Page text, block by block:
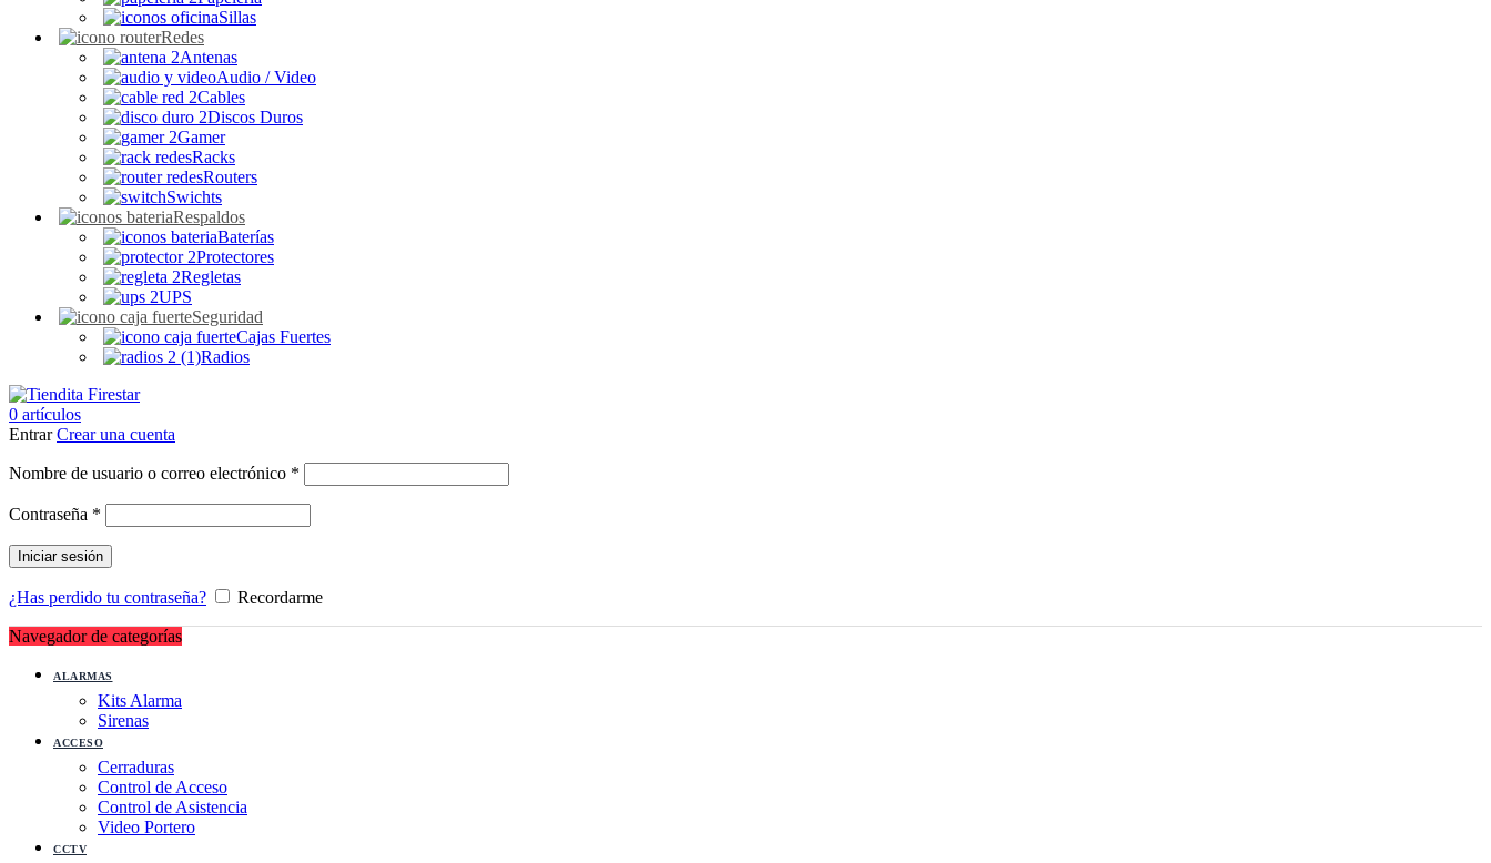
Sillas
Redes
Antenas
Audio / Video
Cables
Discos Duros
Gamer
Racks
Routers
Swichts
Respaldos
Baterías
Protectores
Regletas
UPS
Seguridad
Cajas Fuertes
Radios
0 artículos
EntrarCrear una cuenta
Nombre de usuario o correo electrónico *
Contraseña *
Iniciar sesión
¿Has perdido tu contraseña? Recordarme
Navegador de categorías
ALARMAS
Kits Alarma
Sirenas
ACCESO
Cerraduras
Control de Acceso
Control de Asistencia
Video Portero
CCTV